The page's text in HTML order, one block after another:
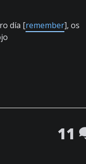
día [remember], os
11